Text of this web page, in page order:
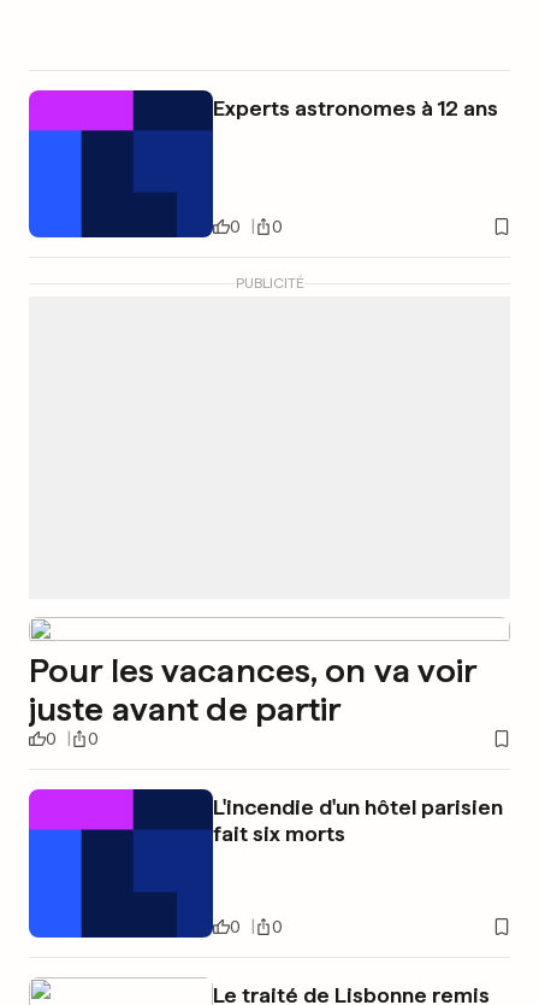
Experts astronomes à 12 ans
0 0
PUBLICITÉ
Pour les vacances, on va voir
juste avant de partir
0 0
L'incendie d'un hôtel parisien
fait six morts
0 0
Le traité de Lisbonne remis